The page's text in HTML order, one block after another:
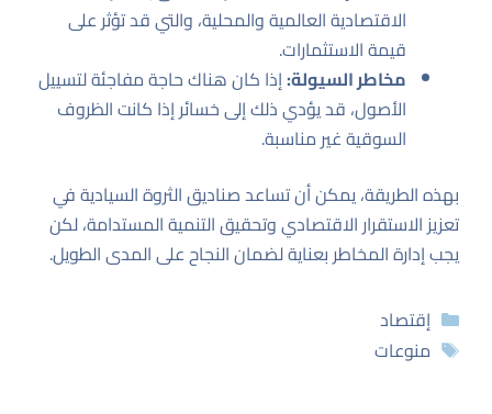
الاقتصادية العالمية والمحلية، والتي قد تؤثر على
قيمة الاستثمارات.
مخاطر السيولة:إذا كان هناك حاجة مفاجئة لتسييل
الأصول، قد يؤدي ذلك إلى خسائر إذا كانت الظروف
السوقية غير مناسبة.
بهذه الطريقة، يمكن أن تساعد صناديق الثروة السيادية في
تعزيز الاستقرار الاقتصادي وتحقيق التنمية المستدامة، لكن
يجب إدارة المخاطر بعناية لضمان النجاح على المدى الطويل.
التصنيفات
إقتصاد
الوسوم
منوعات